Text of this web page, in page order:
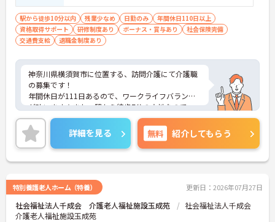
駅から徒歩10分以内 残業少なめ 日勤のみ
年間休日110日以上
資格取得サポート
研修制度あり ボーナス・賞与あり
社会保険完備
交通費支給
退職金制度あり
神奈川県横須賀市に位置する、訪問介護にて介護職
の募集です！
年間休日が111日あるので、ワークライフバランス
が叶います☆また、駅から徒歩7分の立地なので、
通勤らくらくです♪
ご興味のある方には、面接対策ポイントなど、さら
に詳細をお話しいたしますのでお気軽にご相談くだ
さい！
詳細を見る 無料 紹介してもらう
特別養護老人ホーム（特養） 更新日：2026年07月27日
社会福祉法人千成会 介護老人福祉施設玉成苑
社会福祉法人千成会
介護老人福祉施設玉成苑